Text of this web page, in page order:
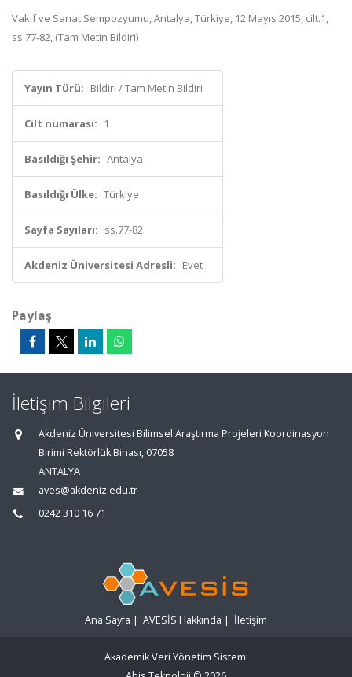
Vakıf ve Sanat Sempozyumu, Antalya, Türkiye, 12 Mayıs 2015, cilt.1,
ss.77-82, (Tam Metin Bildiri)
Yayın Türü: Bildiri / Tam Metin Bildiri
Cilt numarası: 1
Basıldığı Şehir: Antalya
Basıldığı Ülke: Türkiye
Sayfa Sayıları: ss.77-82
Akdeniz Üniversitesi Adresli: Evet
Paylaş
İletişim Bilgileri
Akdeniz Üniversitesi Bilimsel Araştırma Projeleri Koordinasyon
Birimi Rektörlük Binası, 07058
ANTALYA
aves@akdeniz.edu.tr
0242 310 16 71
Ana Sayfa | AVESİS Hakkında | İletişim
Akademik Veri Yönetim Sistemi